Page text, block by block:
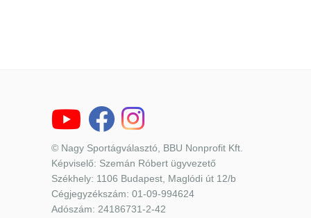
© Nagy Sportágválasztó, BBU Nonprofit Kft.
Képviselő: Szemán Róbert ügyvezető
Székhely: 1106 Budapest, Maglódi út 12/b
Cégjegyzékszám: 01-09-994624
Adószám: 24186731-2-42